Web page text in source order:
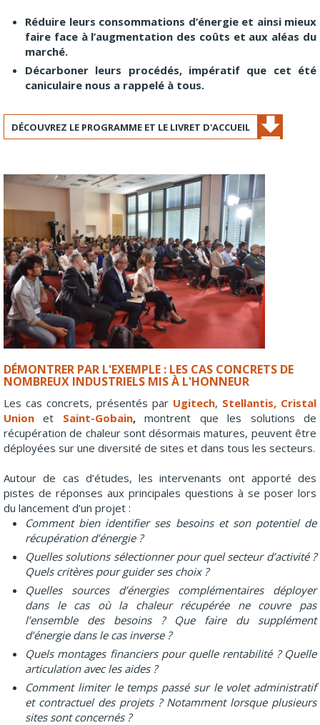
Réduire leurs consommations d’énergie et ainsi mieux
faire face à l’augmentation des coûts et aux aléas du
marché.
Décarboner leurs procédés, impératif que cet été
caniculaire nous a rappelé à tous.
DÉCOUVREZ LE PROGRAMME ET LE LIVRET D'ACCUEIL
DÉMONTRER PAR L'EXEMPLE : LES CAS CONCRETS DE
NOMBREUX INDUSTRIELS MIS À L'HONNEUR
Les cas concrets, présentés par Ugitech, Stellantis, Cristal
Union et Saint-Gobain,montrent que les solutions de
récupération de chaleur sont désormais matures, peuvent être
déployées sur une diversité de sites et dans tous les secteurs.
Autour de cas d’études, les intervenants ont apporté des
pistes de réponses aux principales questions à se poser lors
du lancement d’un projet :
Comment bien identifier ses besoins et son potentiel de
récupération d’énergie ?
Quelles solutions sélectionner pour quel secteur d’activité ?
Quels critères pour guider ses choix ?
Quelles sources d’énergies complémentaires déployer
dans le cas où la chaleur récupérée ne couvre pas
l’ensemble des besoins ? Que faire du supplément
d’énergie dans le cas inverse ?
Quels montages financiers pour quelle rentabilité ? Quelle
articulation avec les aides ?
Comment limiter le temps passé sur le volet administratif
et contractuel des projets ? Notamment lorsque plusieurs
sites sont concernés ?